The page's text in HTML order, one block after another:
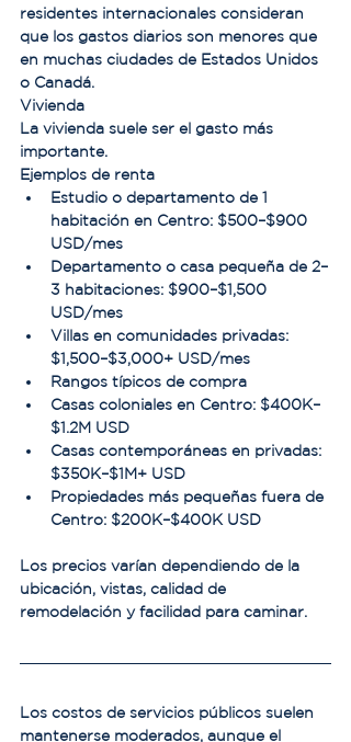
residentes internacionales consideran
que los gastos diarios son menores que
en muchas ciudades de Estados Unidos
o Canadá.
Vivienda
La vivienda suele ser el gasto más
importante.
Ejemplos de renta
Estudio o departamento de 1
habitación en Centro: $500–$900
USD/mes
Departamento o casa pequeña de 2–
3 habitaciones: $900–$1,500
USD/mes
Villas en comunidades privadas:
$1,500–$3,000+ USD/mes
Rangos típicos de compra
Casas coloniales en Centro: $400K–
$1.2M USD
Casas contemporáneas en privadas:
$350K–$1M+ USD
Propiedades más pequeñas fuera de
Centro: $200K–$400K USD
Los precios varían dependiendo de la
ubicación, vistas, calidad de
remodelación y facilidad para caminar.
Los costos de servicios públicos suelen
mantenerse moderados, aunque el